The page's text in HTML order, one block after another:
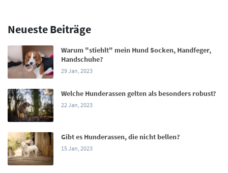
Neueste Beiträge
Warum "stiehlt" mein Hund Socken, Handfeger,
Handschuhe?
29 Jan, 2023
Welche Hunderassen gelten als besonders robust?
22 Jan, 2023
Gibt es Hunderassen, die nicht bellen?
15 Jan, 2023